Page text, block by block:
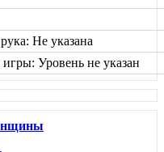
Не указана
Уровень не указан